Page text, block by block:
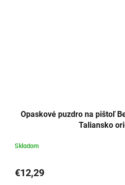
Opaskové puzdro na pištoľ
Taliansko
Skladom
€12,29